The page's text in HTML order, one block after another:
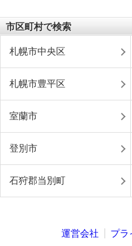
市区町村で検索
札幌市中央区
札幌市豊平区
室蘭市
登別市
石狩郡当別町
運営会社 プラ